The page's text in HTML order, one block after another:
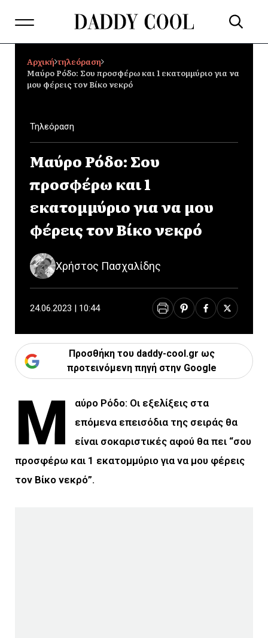
Αρχική τηλεόραση
Μαύρο Ρόδο: Σου προσφέρω και 1 εκατομμύριο για να
μου φέρεις τον Βίκο νεκρό
Τηλεόραση
Μαύρο Ρόδο: Σου
προσφέρω και 1
εκατομμύριο για να μου
φέρεις τον Βίκο νεκρό
Χρήστος Πασχαλίδης
24.06.2023 | 10:44
Προσθήκη του daddy-cool.gr ως
προτεινόμενη πηγή στην Google
Μ
αύρο Ρόδο: Οι εξελίξεις στα
επόμενα επεισόδια της σειράς θα
είναι σοκαριστικές αφού θα πει “σου
προσφέρω και 1 εκατομμύριο για να μου φέρεις
τον Βίκο νεκρό”.